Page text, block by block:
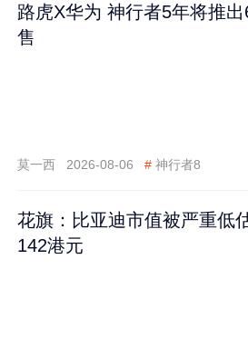
路虎X华为 神行者5年将推
售
莫一西 2026-08-06 # 神行者8
花旗：比亚迪市值被严重低
142港元